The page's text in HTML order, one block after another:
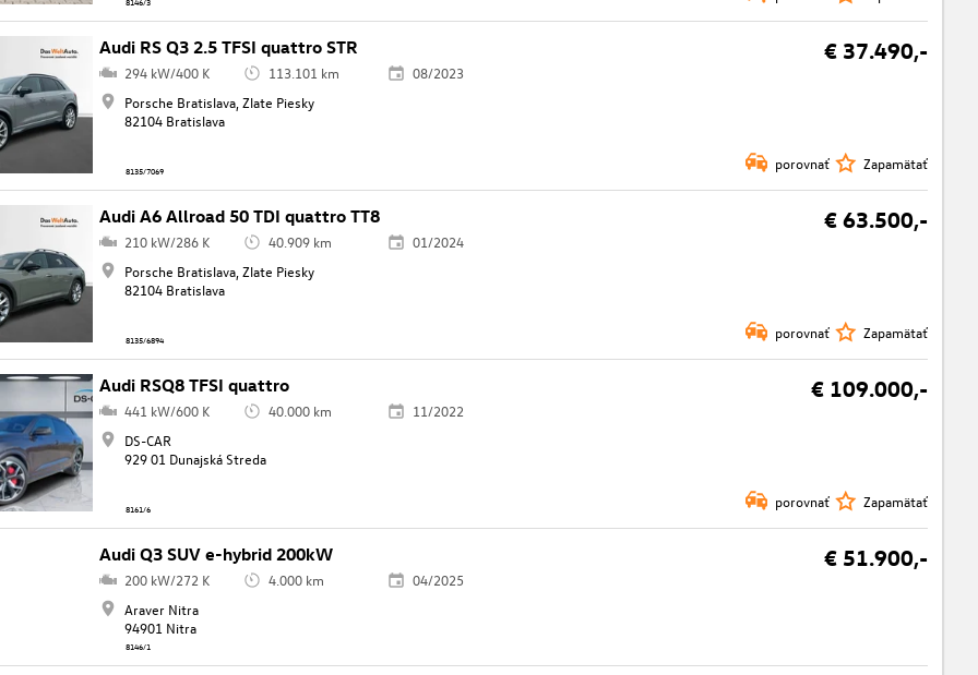
Audi RS Q3 2.5 TFSI quattro STR € 37.490,-
294 kW/400 K 113.101 km
08/2023
Porsche Bratislava, Zlate Piesky
82104 Bratislava
8135/7069 porovnať Zapamätať
Audi A6 Allroad 50 TDI quattro TT8 € 63.500,-
210 kW/286 K 40.909 km
01/2024
Porsche Bratislava, Zlate Piesky
82104 Bratislava
8135/6894 porovnať Zapamätať
Audi RSQ8 TFSI quattro € 109.000,-
441 kW/600 K 40.000 km
11/2022
DS-CAR
929 01 Dunajská Streda
8161/6 porovnať Zapamätať
Audi Q3 SUV e-hybrid 200kW € 51.900,-
200 kW/272 K 4.000 km
04/2025
Araver Nitra
94901 Nitra
8146/1